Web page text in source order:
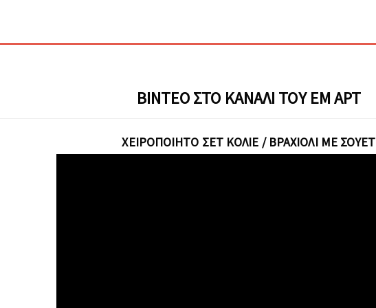
ΒΊΝΤΕΟ ΣΤΟ ΚΑΝΆΛΙ ΤΟΥ ΕΜ ΑΡΤ
ΧΕΙΡΟΠΟΊΗΤΟ ΣΕΤ ΚΟΛΙΈ / ΒΡΑΧΙΌΛΙ ΜΕ ΣΟΥΈΤ